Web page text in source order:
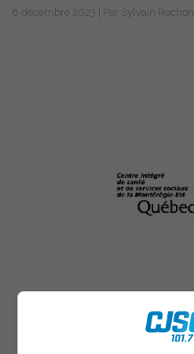
6 décembre 2023 | Par Sylvain Rochon